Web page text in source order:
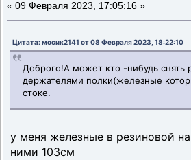
« 09 Февраля 2023, 17:05:16 »
Цитата: мосик2141 от 08 Февраля 2023, 18:22:10
Доброго!А может кто -нибудь снять
держателями полки(железные
стоке.
у меня железные в резиновой
ними 103см